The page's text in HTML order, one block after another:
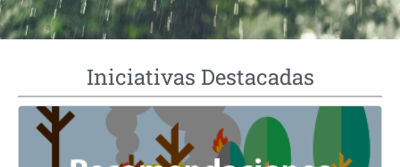
Iniciativas Destacadas